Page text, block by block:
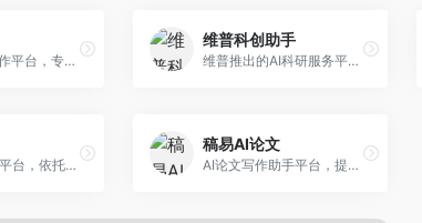
AI学术论文写作平台，专注于理工科领域的逻辑构建。面向理工科研究生和科研工作者，提供公式编辑、数据分析、论文结构优化等服务，理工科写作逻辑严谨。
维普科创助手
维普推出的AI科研服务平台，整合学术资源与智能写作。面向科研人员和高校师生，提供文献检索、论文写作、查重检测等一站式服务，学术资源权威可靠。
专业论文写作平台，依托高校学术资源。面向本科生和研究生，提供论文指导、写作辅助、查重检测等服务，学术规范性强，适合追求高质量论文的用户。
稿易AI论文
AI论文写作助手平台，提供智能化学术写作支持。面向高校学生，支持多种论文类型生成，提供参考文献管理和格式规范服务，操作流程简单。